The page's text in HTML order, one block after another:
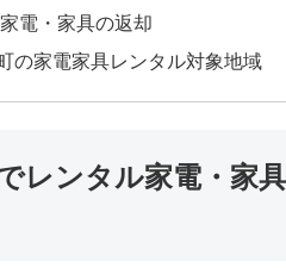
電・家具の返却
の家電家具レンタル対象地域
レンタル家電・家